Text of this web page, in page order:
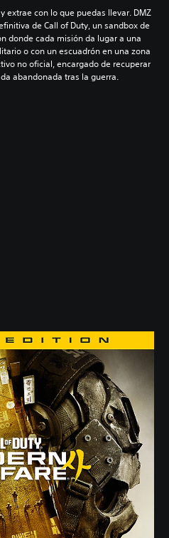
extrae con lo que puedas llevar. DMZ
de Call of Duty, un sandbox de
donde cada misión da lugar a una
o con un escuadrón en una zona
no oficial, encargado de recuperar
abandonada tras la guerra.